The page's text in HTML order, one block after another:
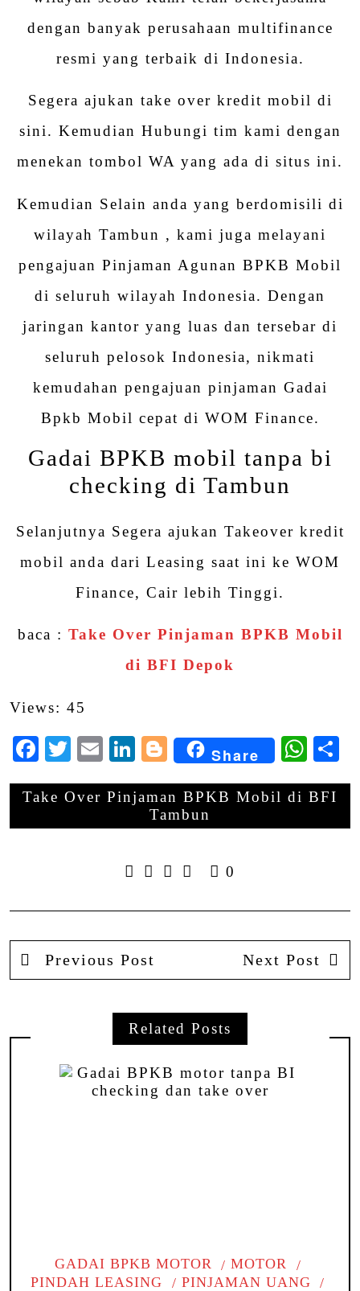
dengan banyak perusahaan multifinance
resmi yang terbaik di Indonesia.
Segera ajukan take over kredit mobil di
sini. Kemudian Hubungi tim kami dengan
menekan tombol WA yang ada di situs ini.
Kemudian Selain anda yang berdomisili di
wilayah Tambun , kami juga melayani
pengajuan Pinjaman Agunan BPKB Mobil
di seluruh wilayah Indonesia. Dengan
jaringan kantor yang luas dan tersebar di
seluruh pelosok Indonesia, nikmati
kemudahan pengajuan pinjaman Gadai
Bpkb Mobil cepat di WOM Finance.
Gadai BPKB mobil tanpa bi
checking di Tambun
Selanjutnya Segera ajukan Takeover kredit
mobil anda dari Leasing saat ini ke WOM
Finance, Cair lebih Tinggi.
baca : Take Over Pinjaman BPKB Mobil
di BFI Depok
Views: 45
Facebook
Twitter
EmailLinkedIn
Blogger
Share
Take Over Pinjaman BPKB Mobil di BFI
Tambun
0
Previous Post Next Post
Related Posts
GADAI BPKB MOTOR
MOTOR
PINDAH LEASING
PINJAMAN UANG